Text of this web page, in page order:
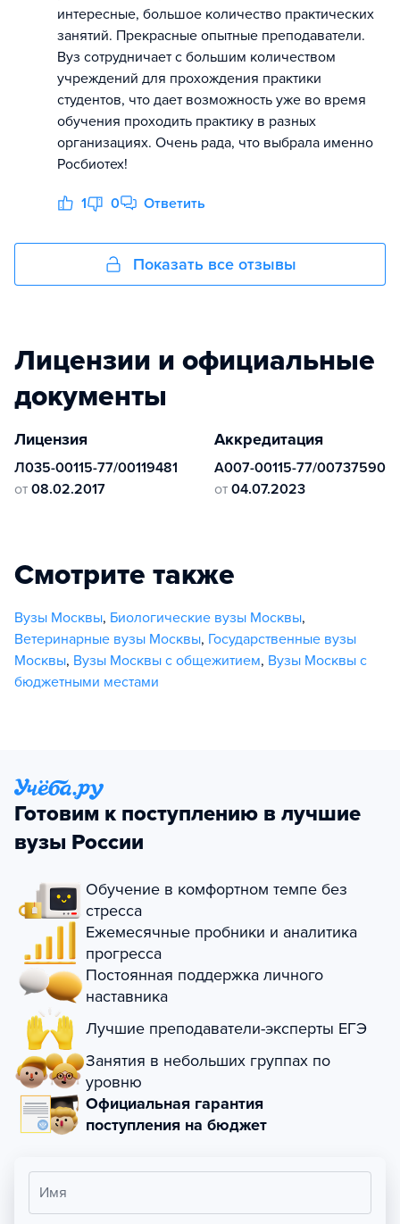
интересные, большое количество практических
занятий. Прекрасные опытные преподаватели.
Вуз сотрудничает с большим количеством
учреждений для прохождения практики
студентов, что дает возможность уже во время
обучения проходить практику в разных
организациях. Очень рада, что выбрала именно
Росбиотех!
1 0 Ответить
Показать все отзывы
Лицензии и официальные
документы
Лицензия
Л035-00115-77/00119481
от 08.02.2017
Аккредитация
А007-00115-77/00737590
от 04.07.2023
Смотрите также
Вузы Москвы, Биологические вузы Москвы,
Ветеринарные вузы Москвы, Государственные вузы
Москвы, Вузы Москвы с общежитием, Вузы Москвы с
бюджетными местами
Готовим к поступлению в лучшие
вузы России
Обучение в комфортном темпе без
стресса
Ежемесячные пробники и аналитика
прогресса
Постоянная поддержка личного
наставника
Лучшие преподаватели-эксперты ЕГЭ
Занятия в небольших группах по
уровню
Официальная гарантия
поступления на бюджет
Имя